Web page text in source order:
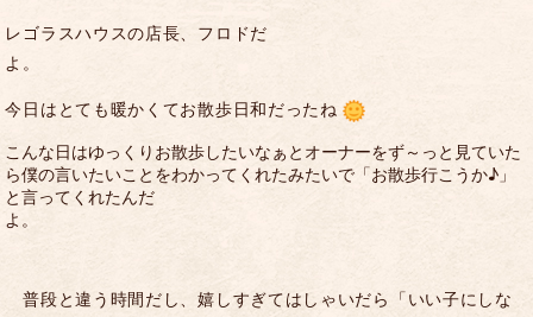
レゴラスハウスの店長、フロドだ
よ。
今日はとても暖かくてお散歩日和だったね
こんな日はゆっくりお散歩したいなぁとオーナーをず～っと見ていた
ら僕の言いたいことをわかってくれたみたいで「お散歩行こうか♪」
と言ってくれたんだ
よ
普段と違う時間だし、嬉しすぎてはしゃいだら「いい子にしな